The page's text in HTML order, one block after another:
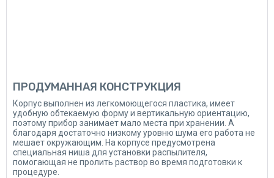
ПРОДУМАННАЯ КОНСТРУКЦИЯ
Корпус выполнен из легкомоющегося пластика, имеет
удобную обтекаемую форму и вертикальную ориентацию,
поэтому прибор занимает мало места при хранении. А
благодаря достаточно низкому уровню шума его работа не
мешает окружающим. На корпусе предусмотрена
специальная ниша для установки распылителя,
помогающая не пролить раствор во время подготовки к
процедуре.